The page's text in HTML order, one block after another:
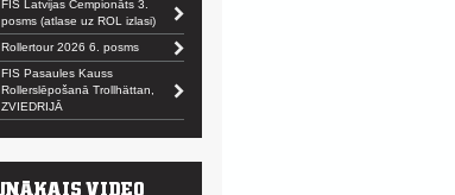
FIS Latvijas Čempionāts 3.
posms (atlase uz ROL izlasi)
Rollertour 2026 6. posms
FIS Pasaules Kauss
Rollerslēpošanā Trollhättan,
ZVIEDRIJĀ